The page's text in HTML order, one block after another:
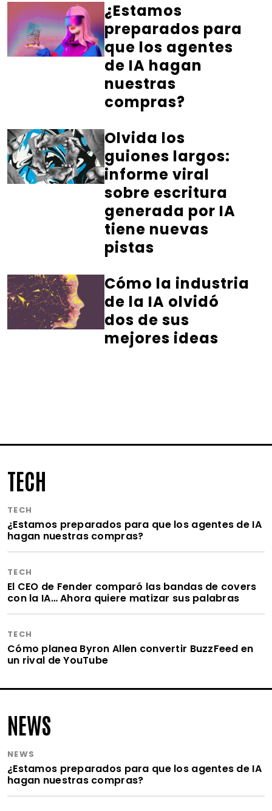
¿Estamos
preparados para
que los agentes
de IA hagan
nuestras
compras?
Olvida los
guiones largos:
informe viral
sobre escritura
generada por IA
tiene nuevas
pistas
Cómo la industria
de la IA olvidó
dos de sus
mejores ideas
TECH
TECH
¿Estamos preparados para que los agentes de IA
hagan nuestras compras?
TECH
El CEO de Fender comparó las bandas de covers
con la IA… Ahora quiere matizar sus palabras
TECH
Cómo planea Byron Allen convertir BuzzFeed en
un rival de YouTube
NEWS
NEWS
¿Estamos preparados para que los agentes de IA
hagan nuestras compras?